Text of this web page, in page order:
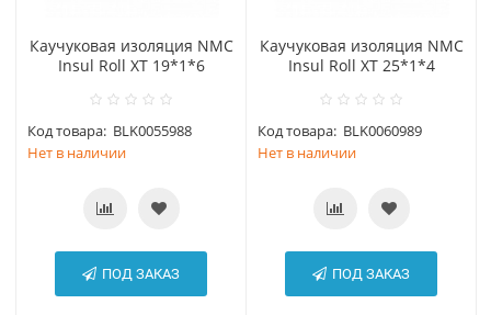
Каучуковая изоляция NMC
Insul Roll XT 19*1*6
Код товара: BLK0055988
Нет в наличии
ПОД ЗАКАЗ
Каучуковая изоляция NMC
Insul Roll XT 25*1*4
Код товара: BLK0060989
Нет в наличии
ПОД ЗАКАЗ